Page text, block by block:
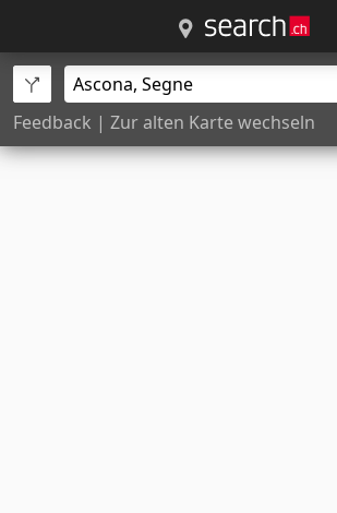
Feedback | Zur alten Karte wechseln